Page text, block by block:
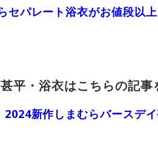
セパレート浴衣がお値段以
平・浴衣はこちらの記
2024新作しまむらバースデ